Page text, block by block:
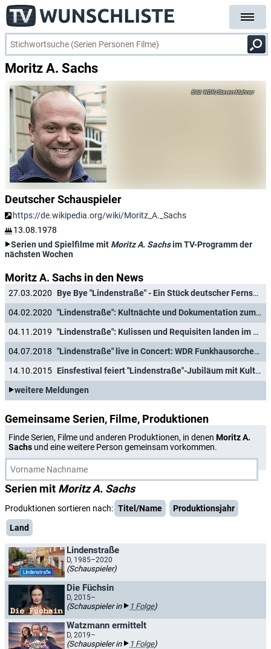
Moritz A. Sachs
WDR/Steven Mahner
Deutscher Schauspieler
https://de.wikipedia.org/wiki/Moritz_A._Sachs
13.08.1978
Serien und Spielfilme mit Moritz A. Sachsim TV-Programm der
nächsten Wochen
Moritz A. Sachs in den News
27.03.2020
Bye Bye "Lindenstraße" - Ein Stück deutscher Fernsehgeschichte endet
04.02.2020
"Lindenstraße": Kultnächte und Dokumentation zum Abschied
04.11.2019
"Lindenstraße": Kulissen und Requisiten landen im Museum
04.07.2018
"Lindenstraße" live in Concert: WDR Funkhausorchester begleitet Joachim Lugers Abschied
14.10.2015
Einsfestival feiert "Lindenstraße"-Jubiläum mit Kultnächten
weitere Meldungen
Gemeinsame Serien, Filme, Produktionen
Finde Serien, Filme und anderen Produktionen, in denen Moritz A.
Sachs und eine weitere Person gemeinsam vorkommen.
Serien mit Moritz A. Sachs
Produktionen sortieren nach: Titel/Name
Produktionsjahr
Land
Lindenstraße
D, 1985–2020
(Schauspieler)
Die Füchsin
D, 2015–
(Schauspieler in 1 Folge)
Watzmann ermittelt
D, 2019–
(Schauspieler in 1 Folge)